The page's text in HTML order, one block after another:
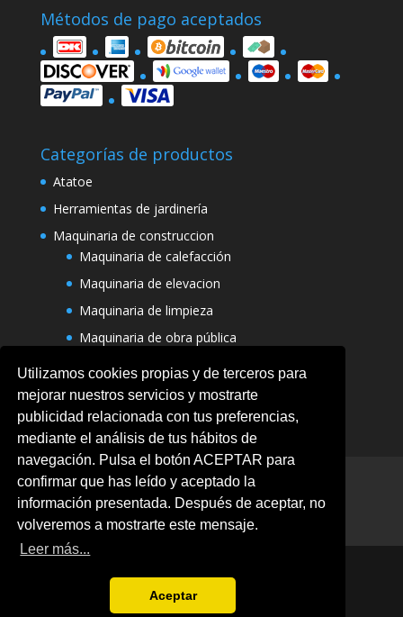
Utilizamos cookies propias y de terceros para
mejorar nuestros servicios y mostrarte
publicidad relacionada con tus preferencias,
mediante el análisis de tus hábitos de
navegación. Pulsa el botón ACEPTAR para
confirmar que has leído y aceptado la
información presentada. Después de aceptar, no
volveremos a mostrarte este mensaje.
Leer más...
Aceptar
Métodos de pago aceptados
Categorías de productos
Atatoe
Herramientas de jardinería
Maquinaria de construccion
Maquinaria de calefacción
Maquinaria de elevacion
Maquinaria de limpieza
Maquinaria de obra pública
Varias maquinarias
Aviso legal Ofertas
Política de Cookies
Politica de privacidad
Términos y condiciones
@2020 Tengo tu maquina. Todos los derechos